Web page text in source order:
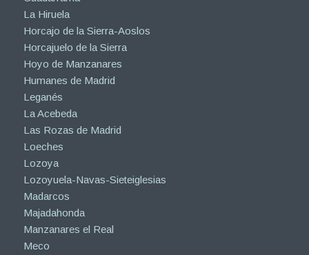
La Hiruela
Horcajo de la Sierra-Aoslos
Horcajuelo de la Sierra
Hoyo de Manzanares
Humanes de Madrid
Leganés
La Acebeda
Las Rozas de Madrid
Loeches
Lozoya
Lozoyuela-Navas-Sieteiglesias
Madarcos
Majadahonda
Manzanares el Real
Meco